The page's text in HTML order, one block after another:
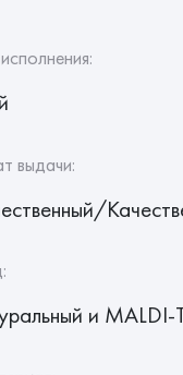
выдачи:
и MALDI-